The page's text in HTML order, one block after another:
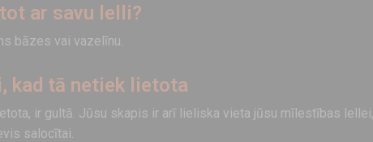
ar savu lelli?
bāzes vai vazelīnu.
kad tā netiek lietota
ir gultā. Jūsu skapis ir arī lieliska vieta jūsu mīlestības
salocītai.